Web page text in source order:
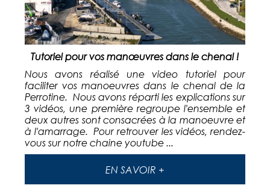
Tutoriel pour vos manœuvres dans le chenal !
Nous avons réalisé une video tutoriel pour
faciliter vos manoeuvres dans le chenal de la
Perrotine. Nous avons réparti les explications sur
3 vidéos, une première regroupe l'ensemble et
deux autres sont consacrées à la manoeuvre et
à l'amarrage. Pour retrouver les vidéos, rendez-
vous sur notre chaine youtube ...
EN SAVOIR +